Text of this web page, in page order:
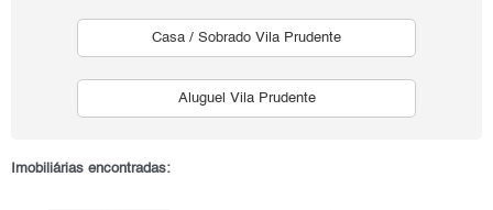
Casa / Sobrado Vila Prudente
Aluguel Vila Prudente
Imobiliárias encontradas: